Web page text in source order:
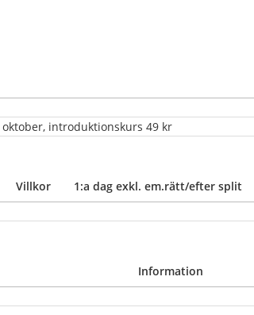
introduktionskurs 49 kr
Villkor
1:a dag exkl. em.rätt/efter split
Information